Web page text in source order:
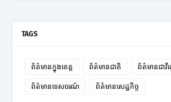
TAGS
ព័ត៌មានក្នុងខេត្ត ព័ត៌មានជាតិ ព័ត៌មានជាវី
ព័ត៌មានទេសចរណ៍ ព័ត៌មានសេដ្ឋកិច្ច